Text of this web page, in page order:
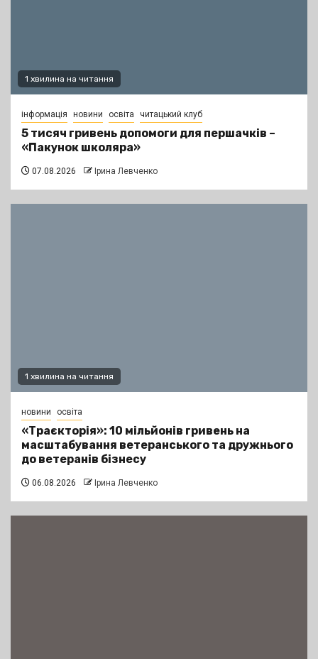
1 хвилина на читання
інформація новини освіта читацький клуб
5 тисяч гривень допомоги для першачків –
«Пакунок школяра»
07.08.2026 Ірина Левченко
1 хвилина на читання
новини освіта
«Траєкторія»: 10 мільйонів гривень на
масштабування ветеранського та дружнього
до ветеранів бізнесу
06.08.2026 Ірина Левченко